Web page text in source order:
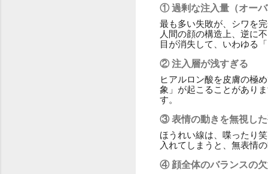
① 過剰な注入量（オー
最も多い失敗が、シワを
人間の顔の構造上、逆に
目が消失して、いわゆる
② 注入層が浅すぎる
ヒアルロン酸を皮膚の極
象」が起こることがあり
す。
③ 表情の動きを無視し
ほうれい線は、喋ったり
入れてしまうと、無表情
④ 顔全体のバランスの